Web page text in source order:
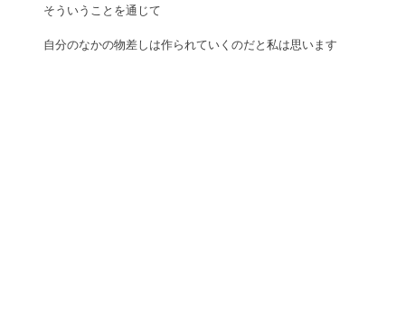
そういうことを通じて
自分のなかの物差しは作られていくのだと私は思います